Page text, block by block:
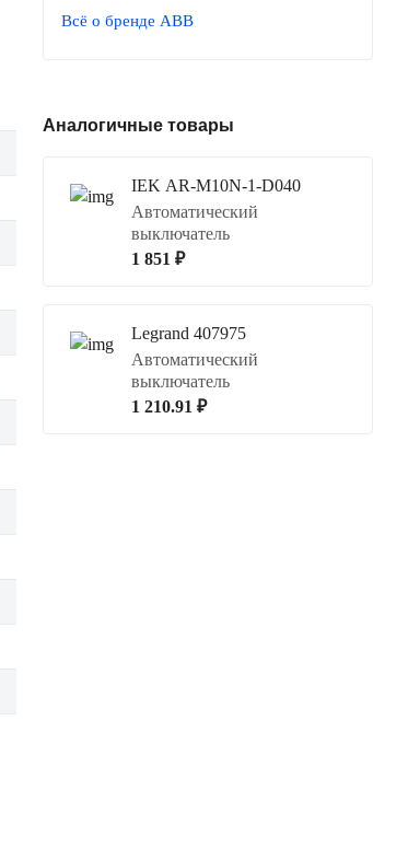
Всё о бренде ABB
Аналогичные товары
IEK AR-M10N-1-D040
Автоматический
выключатель
1 851 ₽
Legrand 407975
Автоматический
выключатель
1 210.91 ₽